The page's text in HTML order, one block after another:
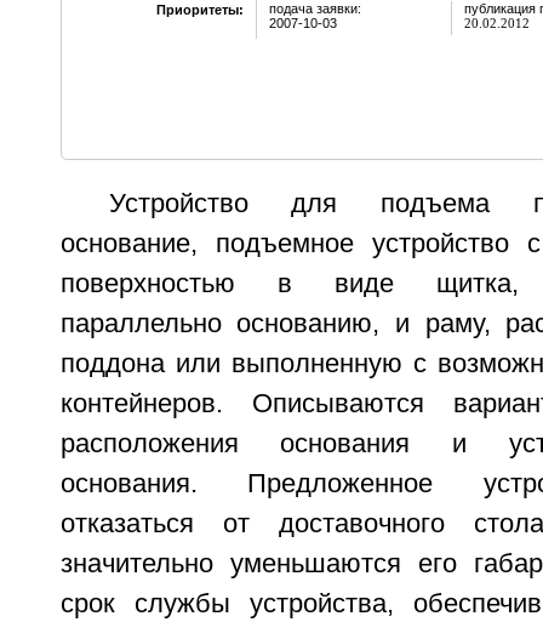
Приоритеты:
подача заявки:
2007-10-03
публикация
20.02.2012
Устройство для подъема
основание, подъемное устройство
поверхностью в виде щитка,
параллельно основанию, и раму,
поддона или выполненную с
контейнеров. Описываются
расположения основания и
основания. Предложенное
отказаться от доставочного
значительно уменьшаются его
срок службы устройства,